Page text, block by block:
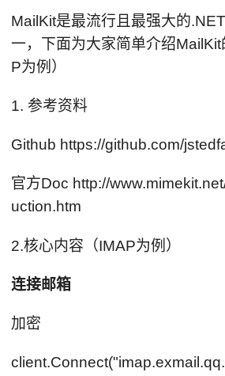
MailKit是最流行且最强大的
一，下面为大家简单介绍
P为例）
1. 参考资料
Github https://github.com/
官方Doc http://
uction.htm
2.核心内容（IMAP为例）
连接邮箱
加密